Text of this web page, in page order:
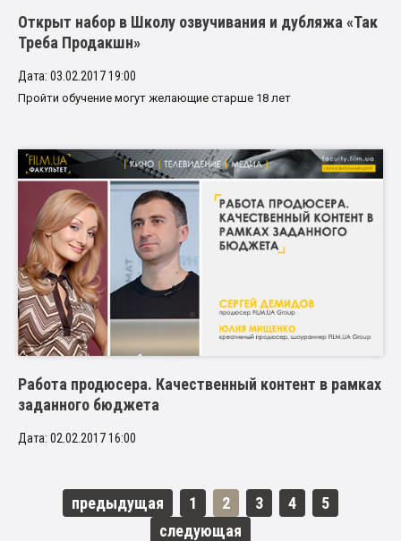
Открыт набор в Школу озвучивания и дубляжа «Так
Треба Продакшн»
Дата: 03.02.2017 19:00
Пройти обучение могут желающие старше 18 лет
Работа продюсера. Качественный контент в рамках
заданного бюджета
Дата: 02.02.2017 16:00
предыдущая 1 2 3 4
5
следующая